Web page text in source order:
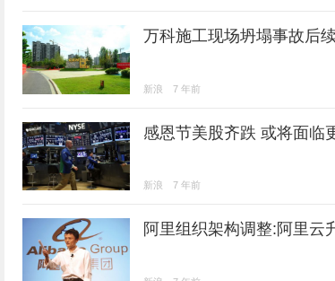
万科施工现场坍塌事故后
新浪 7 年前
感恩节美股齐跌 或将面临
新浪 7 年前
阿里组织架构调整:阿里云